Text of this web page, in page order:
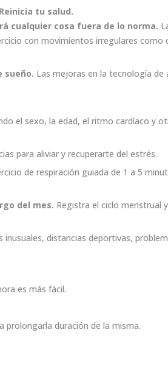
tu salud.
cualquier cosa fuera de lo norma.
con movimientos irregulares como
sueño. Las mejoras en la tecnología
el sexo, la edad, el ritmo cardíaco y
para aliviar y recuperarte del estrés.
de respiración guiada de 1 a 5
del mes. Registra el ciclo menstrual
inusuales, distancias deportivas,
es más fácil.
prolongarla duración de la misma.